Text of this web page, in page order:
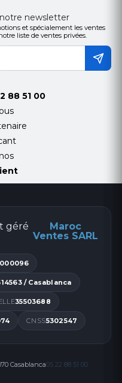
newsletter
et spécialement les ventes
liste de ventes privées.
88 51 00
géré
Maroc
Ventes SARL
/ Casablanca
35503688
CNSS5302547
Casablanca05 22 88 51 00